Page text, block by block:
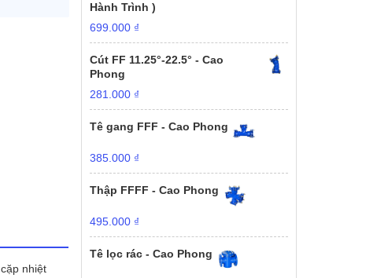
nhiệt
Hành Trình )
699.000 ₫
Cút FF 11.25°-22.5° - Cao
Phong
281.000 ₫
Tê gang FFF - Cao Phong
385.000 ₫
Thập FFFF - Cao Phong
495.000 ₫
Tê lọc rác - Cao Phong